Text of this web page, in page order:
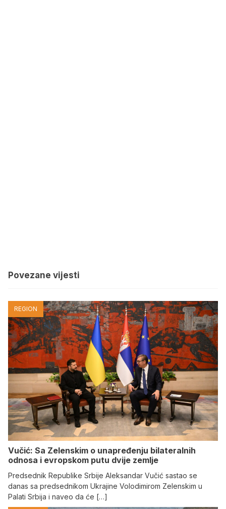
Povezane vijesti
REGION
Vučić: Sa Zelenskim o unapređenju bilateralnih
odnosa i evropskom putu dvije zemlje
Predsednik Republike Srbije Aleksandar Vučić sastao se
danas sa predsednikom Ukrajine Volodimirom Zelenskim u
Palati Srbija i naveo da će […]